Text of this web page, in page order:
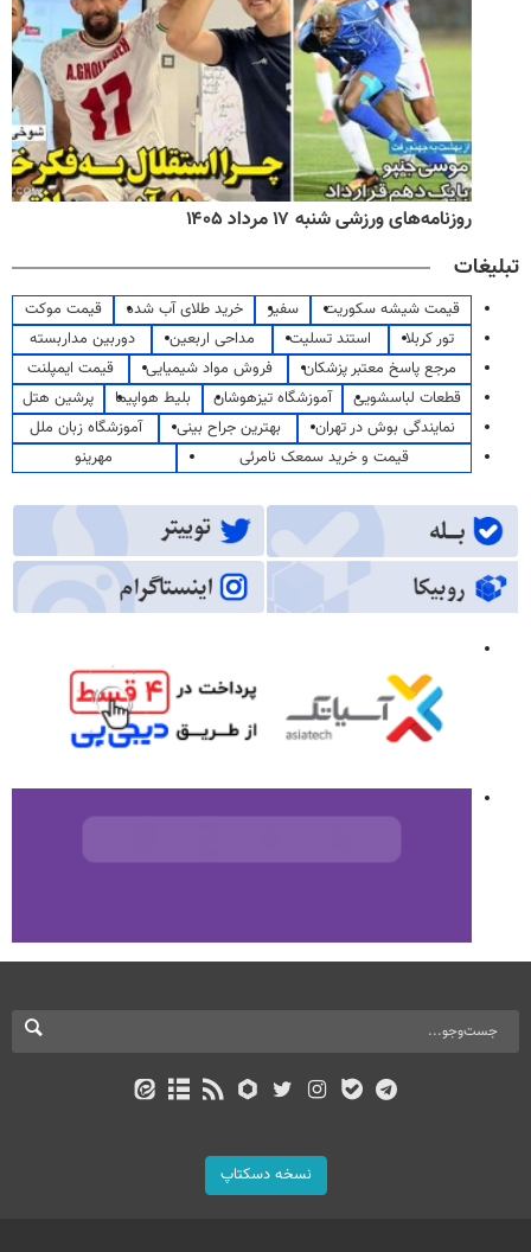
روزنامه‌های ورزشی شنبه ۱۷ مرداد ۱۴۰۵
تبلیغات
قیمت شیشه سکوریت سفیر خرید طلای آب شده
قیمت موکت
تور کربلا
استند تسلیت مداحی اربعین
دوربین مداربسته
مرجع پاسخ معتبر پزشکان
فروش مواد شیمیایی
قیمت ایمپلنت
قطعات لباسشویی
آموزشگاه تیزهوشان بلیط هواپیما
پرشین هتل
نمایندگی بوش در تهران
بهترین جراح بینی
آموزشگاه زبان ملل
قیمت و خرید سمعک نامرئی
مهرینو
نسخه دسکتاپ